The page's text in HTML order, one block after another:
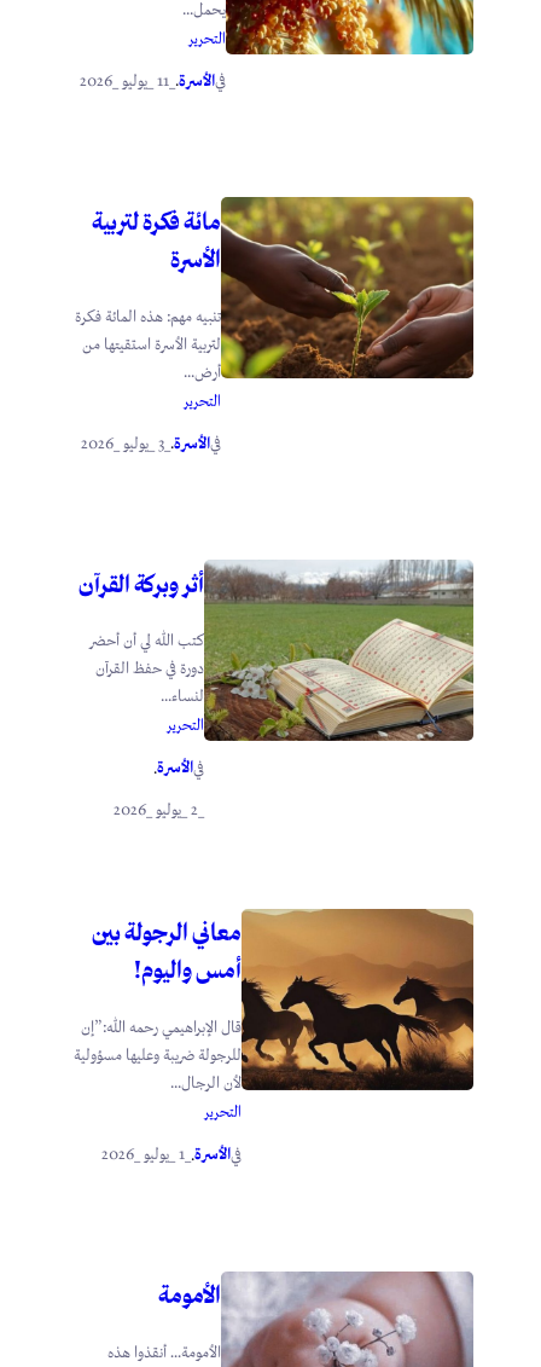
يحمل...
التحرير
فيالأسرة. _11 _يوليو _2026
مائة فكرة لتربية
الأسرة
تنبيه مهم: هذه المائة فكرة
لتربية الأسرة استقيتها من
أرض...
التحرير
فيالأسرة.
أثر وبركة القرآن
كتب الله لي أن أحضر
دورة في حفظ القرآن
لنساء...
التحرير
فيالأسرة.
معاني الرجولة بين
أمس واليوم!
قال الإبراهيمي رحمه الله:”إن
للرجولة ضريبة وعليها مسؤولية
لأن الرجال...
التحرير
فيالأسرة.
الأمومة
الأمومة… أنقذوا هذه